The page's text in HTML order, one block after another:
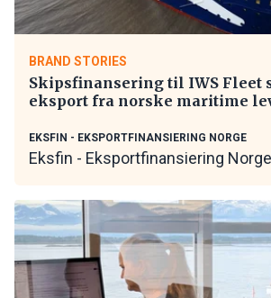
BRAND STORIES
Skipsfinansering til IWS Fleet
eksport fra norske maritime
EKSFIN - EKSPORTFINANSIERING NORGE
Eksfin - Eksportfinansiering Norge